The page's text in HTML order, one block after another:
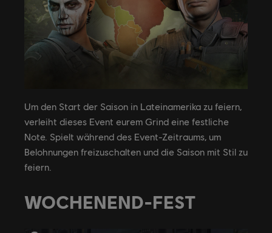
Um den Start der Saison in Lateinamerika zu feiern,
verleiht dieses Event eurem Grind eine festliche
Note. Spielt während des Event-Zeitraums, um
Belohnungen freizuschalten und die Saison mit Stil zu
feiern.
WOCHENEND-FEST